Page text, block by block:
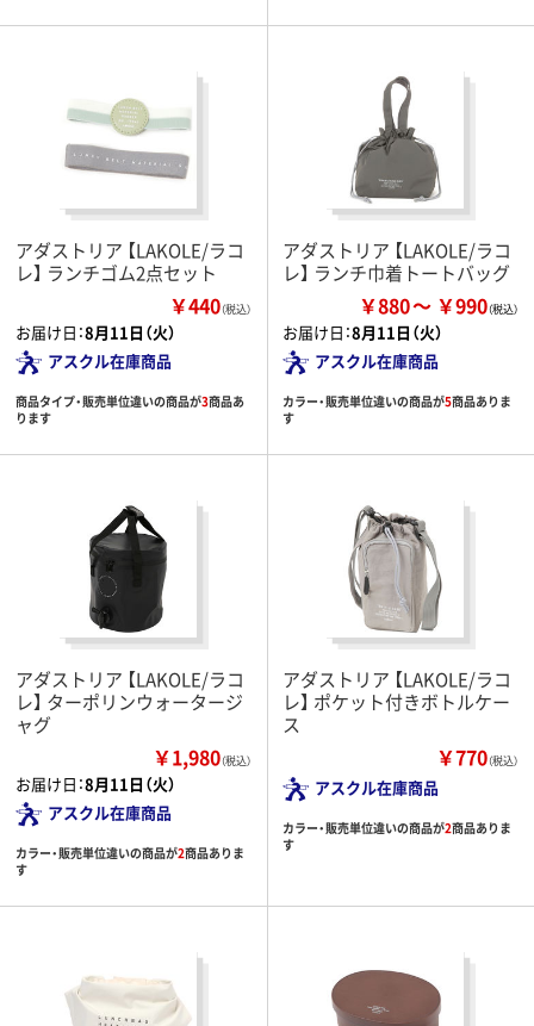
アダストリア 【LAKOLE/ラコ
レ】 ランチゴム2点セット
￥440（税込）
お届け日：8月11日（火）
アスクル在庫商品
商品タイプ・販売単位違いの商品が3商品あ
ります
アダストリア 【LAKOLE/ラコ
レ】 ランチ巾着トートバッグ
￥880 ￥990
お届け日：8月11日（火）
アスクル在庫商品
カラー・販売単位違いの商品が5商品ありま
す
アダストリア 【LAKOLE/ラコ
レ】 ターポリンウォータージ
ャグ
￥1,980（税込）
お届け日：8月11日（火）
アスクル在庫商品
カラー・販売単位違いの商品が2商品ありま
す
アダストリア 【LAKOLE/ラコ
レ】 ポケット付きボトルケー
ス
￥770（税込）
アスクル在庫商品
カラー・販売単位違いの商品が2商品ありま
す